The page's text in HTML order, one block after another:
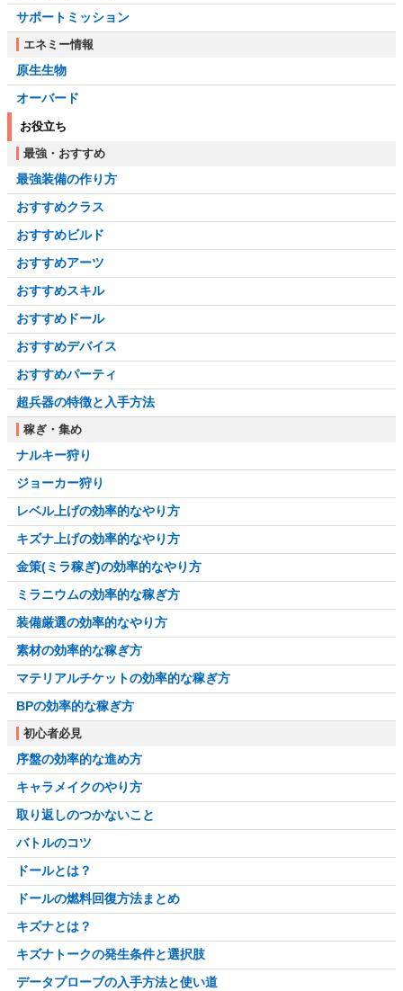
サポートミッション
エネミー情報
原生生物
オーバード
お役立ち
最強・おすすめ
最強装備の作り方
おすすめクラス
おすすめビルド
おすすめアーツ
おすすめスキル
おすすめドール
おすすめデバイス
おすすめパーティ
超兵器の特徴と入手方法
稼ぎ・集め
ナルキー狩り
ジョーカー狩り
レベル上げの効率的なやり方
キズナ上げの効率的なやり方
金策(ミラ稼ぎ)の効率的なやり方
ミラニウムの効率的な稼ぎ方
装備厳選の効率的なやり方
素材の効率的な稼ぎ方
マテリアルチケットの効率的な稼ぎ方
BPの効率的な稼ぎ方
初心者必見
序盤の効率的な進め方
キャラメイクのやり方
取り返しのつかないこと
バトルのコツ
ドールとは？
ドールの燃料回復方法まとめ
キズナとは？
キズナトークの発生条件と選択肢
データプローブの入手方法と使い道